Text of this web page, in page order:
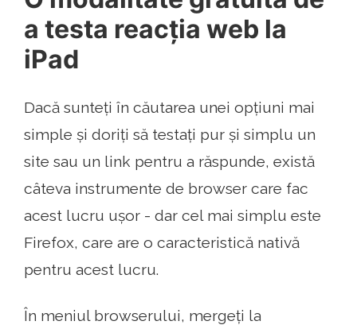
a testa reacția web la
iPad
Dacă sunteți în căutarea unei opțiuni mai
simple și doriți să testați pur și simplu un
site sau un link pentru a răspunde, există
câteva instrumente de browser care fac
acest lucru ușor - dar cel mai simplu este
Firefox, care are o caracteristică nativă
pentru acest lucru.
În meniul browserului, mergeți la